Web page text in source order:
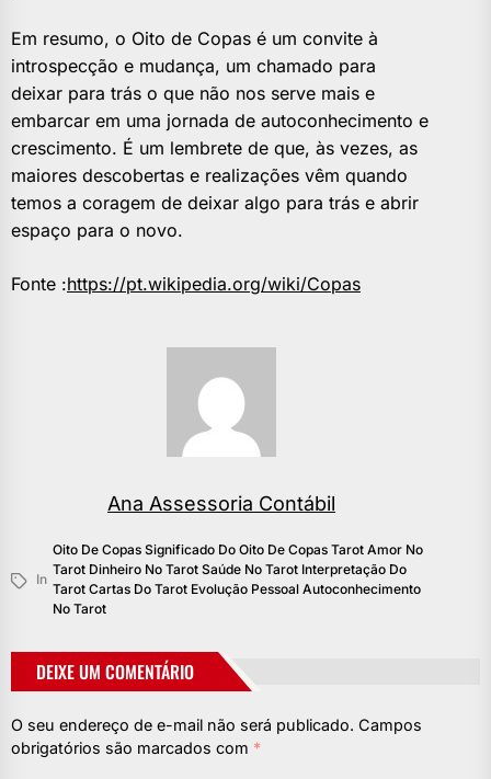
Em resumo, o Oito de Copas é um convite à
introspecção e mudança, um chamado para
deixar para trás o que não nos serve mais e
embarcar em uma jornada de autoconhecimento e
crescimento. É um lembrete de que, às vezes, as
maiores descobertas e realizações vêm quando
temos a coragem de deixar algo para trás e abrir
espaço para o novo.
Fonte :https://pt.wikipedia.org/wiki/Copas
Ana Assessoria Contábil
In
Oito De Copas Significado Do Oito De Copas Tarot Amor No
Tarot Dinheiro No Tarot Saúde No Tarot Interpretação Do
Tarot Cartas Do Tarot Evolução Pessoal Autoconhecimento
No Tarot
DEIXE UM COMENTÁRIO
O seu endereço de e-mail não será publicado. Campos
obrigatórios são marcados com *